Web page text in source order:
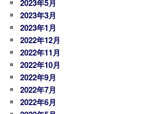
2023年5月
2023年3月
2023年1月
2022年12月
2022年11月
2022年10月
2022年9月
2022年7月
2022年6月